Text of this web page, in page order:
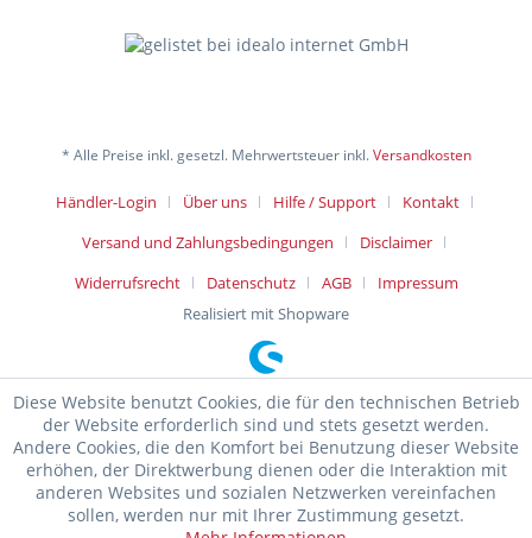
* Alle Preise inkl. gesetzl. Mehrwertsteuer inkl.Versandkosten
Händler-Login Über uns Hilfe / Support
Kontakt
Versand und Zahlungsbedingungen
Disclaimer
Widerrufsrecht
Datenschutz AGB
Impressum
Realisiert mit Shopware
Diese Website benutzt Cookies, die für den technischen Betrieb
der Website erforderlich sind und stets gesetzt werden.
Andere Cookies, die den Komfort bei Benutzung dieser Website
erhöhen, der Direktwerbung dienen oder die Interaktion mit
anderen Websites und sozialen Netzwerken vereinfachen
sollen, werden nur mit Ihrer Zustimmung gesetzt.